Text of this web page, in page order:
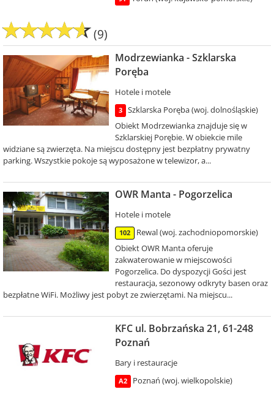
(9)
Modrzewianka - Szklarska
Poręba
Hotele i motele
3
Szklarska Poręba (woj. dolnośląskie)
Obiekt Modrzewianka znajduje się w
Szklarskiej Porębie. W obiekcie mile
widziane są zwierzęta. Na miejscu dostępny jest bezpłatny prywatny
parking. Wszystkie pokoje są wyposażone w telewizor, a...
OWR Manta - Pogorzelica
Hotele i motele
102
Rewal (woj. zachodniopomorskie)
Obiekt OWR Manta oferuje
zakwaterowanie w miejscowości
Pogorzelica. Do dyspozycji Gości jest
restauracja, sezonowy odkryty basen oraz
bezpłatne WiFi. Możliwy jest pobyt ze zwierzętami. Na miejscu...
KFC ul. Bobrzańska 21, 61-248
Poznań
Bary i restauracje
A2 Poznań (woj. wielkopolskie)